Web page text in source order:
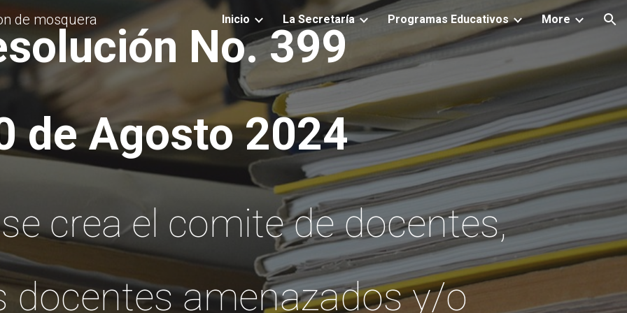
to main content Skip to navigation
de mosquera Inicio La Secretaría Programas Educativos More
No. 399
de Agosto 2024
crea el comite de docentes,
docentes amenazados y/o